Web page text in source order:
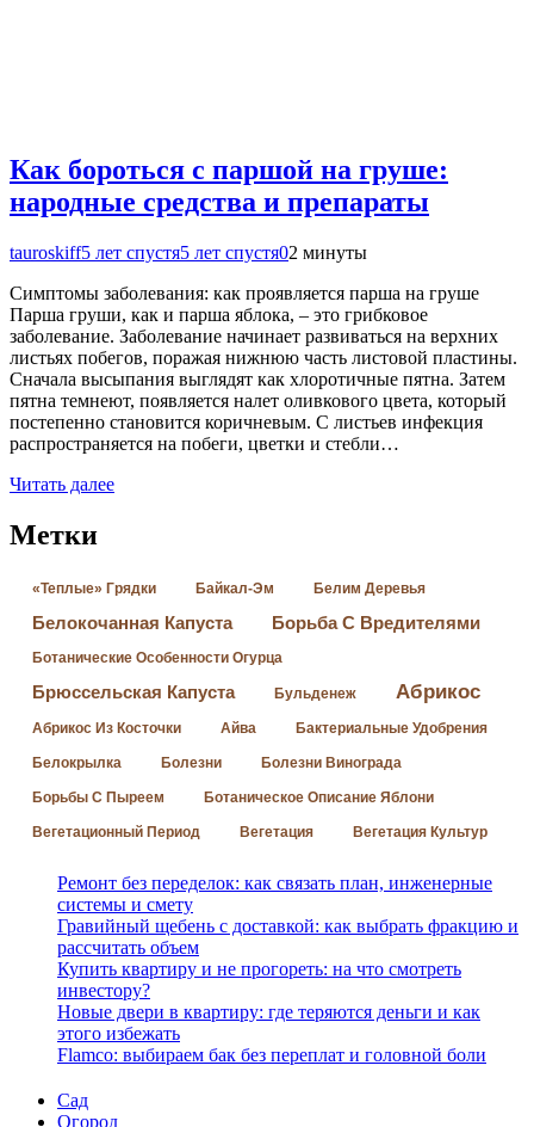
Как бороться с паршой на груше:
народные средства и препараты
tauroskiff5 лет спустя5 лет спустя02 минуты
Симптомы заболевания: как проявляется парша на груше
Парша груши, как и парша яблока, – это грибковое
заболевание. Заболевание начинает развиваться на верхних
листьях побегов, поражая нижнюю часть листовой пластины.
Сначала высыпания выглядят как хлоротичные пятна. Затем
пятна темнеют, появляется налет оливкового цвета, который
постепенно становится коричневым. С листьев инфекция
распространяется на побеги, цветки и стебли…
Читать далее
Метки
«Теплые» Грядки Байкал-Эм Белим Деревья
Белокочанная Капуста Борьба С Вредителями
Ботанические Особенности Огурца
Брюссельская Капуста Бульденеж Абрикос
Абрикос Из Косточки Айва Бактериальные Удобрения
Белокрылка Болезни Болезни Винограда
Борьбы С Пыреем Ботаническое Описание Яблони
Вегетационный Период Вегетация Вегетация Культур
Ремонт без переделок: как связать план, инженерные
системы и смету
Гравийный щебень с доставкой: как выбрать фракцию и
рассчитать объем
Купить квартиру и не прогореть: на что смотреть
инвестору?
Новые двери в квартиру: где теряются деньги и как
этого избежать
Flamco: выбираем бак без переплат и головной боли
Сад
Огород